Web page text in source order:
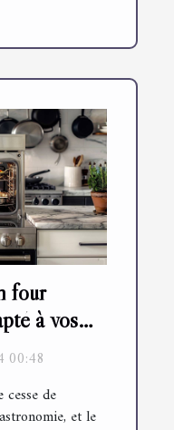
four
à vos
00:48
de
et le